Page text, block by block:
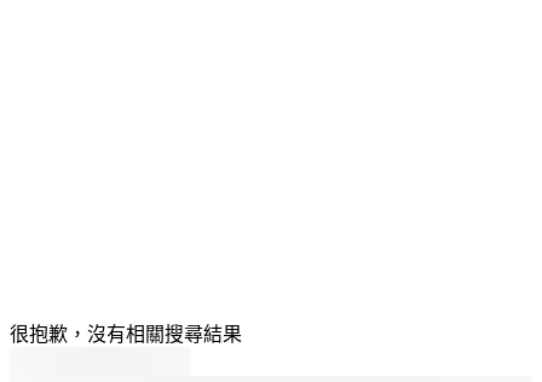
很抱歉，沒有相關搜尋結果